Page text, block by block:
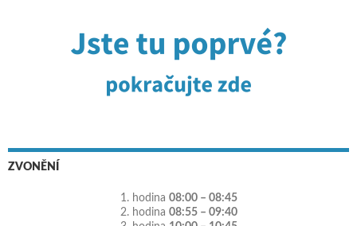
ZVONĚNÍ
1. hodina 08:00 – 08:45
2. hodina 08:55 – 09:40